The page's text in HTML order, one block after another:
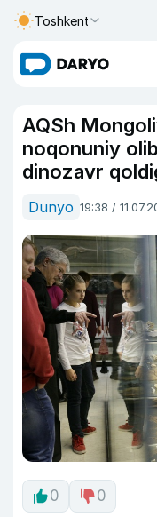
Toshkent
AQSh
noqonuniy
dinozavr
Dunyo 19:38 /
0 0